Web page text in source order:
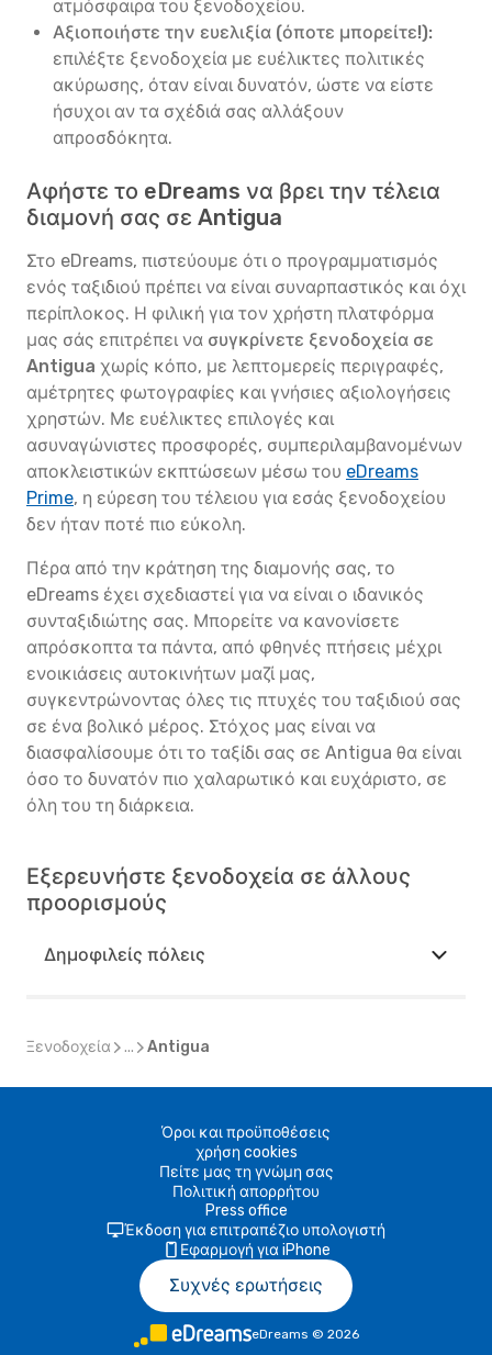
ατμόσφαιρα του ξενοδοχείου.
Αξιοποιήστε την ευελιξία (όποτε μπορείτε!):
επιλέξτε ξενοδοχεία με ευέλικτες πολιτικές
ακύρωσης, όταν είναι δυνατόν, ώστε να είστε
ήσυχοι αν τα σχέδιά σας αλλάξουν
απροσδόκητα.
Αφήστε το eDreams να βρει την τέλεια
διαμονή σας σε Antigua
Στο eDreams, πιστεύουμε ότι ο προγραμματισμός
ενός ταξιδιού πρέπει να είναι συναρπαστικός και όχι
περίπλοκος. Η φιλική για τον χρήστη πλατφόρμα
μας σάς επιτρέπει να συγκρίνετε ξενοδοχεία σε
Antigua χωρίς κόπο, με λεπτομερείς περιγραφές,
αμέτρητες φωτογραφίες και γνήσιες αξιολογήσεις
χρηστών. Με ευέλικτες επιλογές και
ασυναγώνιστες προσφορές, συμπεριλαμβανομένων
αποκλειστικών εκπτώσεων μέσω του eDreams
Prime, η εύρεση του τέλειου για εσάς ξενοδοχείου
δεν ήταν ποτέ πιο εύκολη.
Πέρα από την κράτηση της διαμονής σας, το
eDreams έχει σχεδιαστεί για να είναι ο ιδανικός
συνταξιδιώτης σας. Μπορείτε να κανονίσετε
απρόσκοπτα τα πάντα, από φθηνές πτήσεις μέχρι
ενοικιάσεις αυτοκινήτων μαζί μας,
συγκεντρώνοντας όλες τις πτυχές του ταξιδιού σας
σε ένα βολικό μέρος. Στόχος μας είναι να
διασφαλίσουμε ότι το ταξίδι σας σε Antigua θα είναι
όσο το δυνατόν πιο χαλαρωτικό και ευχάριστο, σε
όλη του τη διάρκεια.
Εξερευνήστε ξενοδοχεία σε άλλους
προορισμούς
Δημοφιλείς πόλεις
Ξενοδοχεία ... Antigua
Όροι και προϋποθέσεις
χρήση cookies
Πείτε μας τη γνώμη σας
Πολιτική απορρήτου
Press office
Έκδοση για επιτραπέζιο υπολογιστή
Εφαρμογή για iPhone
Συχνές ερωτήσεις
eDreams © 2026